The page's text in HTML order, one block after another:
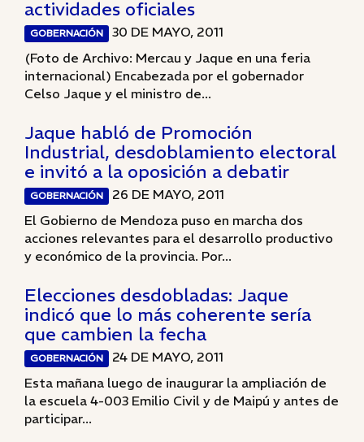
actividades oficiales
GOBERNACIÓN
30 DE MAYO, 2011
(Foto de Archivo: Mercau y Jaque en una feria
internacional) Encabezada por el gobernador
Celso Jaque y el ministro de...
Jaque habló de Promoción
Industrial, desdoblamiento electoral
e invitó a la oposición a debatir
GOBERNACIÓN
26 DE MAYO, 2011
El Gobierno de Mendoza puso en marcha dos
acciones relevantes para el desarrollo productivo
y económico de la provincia. Por...
Elecciones desdobladas: Jaque
indicó que lo más coherente sería
que cambien la fecha
GOBERNACIÓN
24 DE MAYO, 2011
Esta mañana luego de inaugurar la ampliación de
la escuela 4-003 Emilio Civil y de Maipú y antes de
participar...